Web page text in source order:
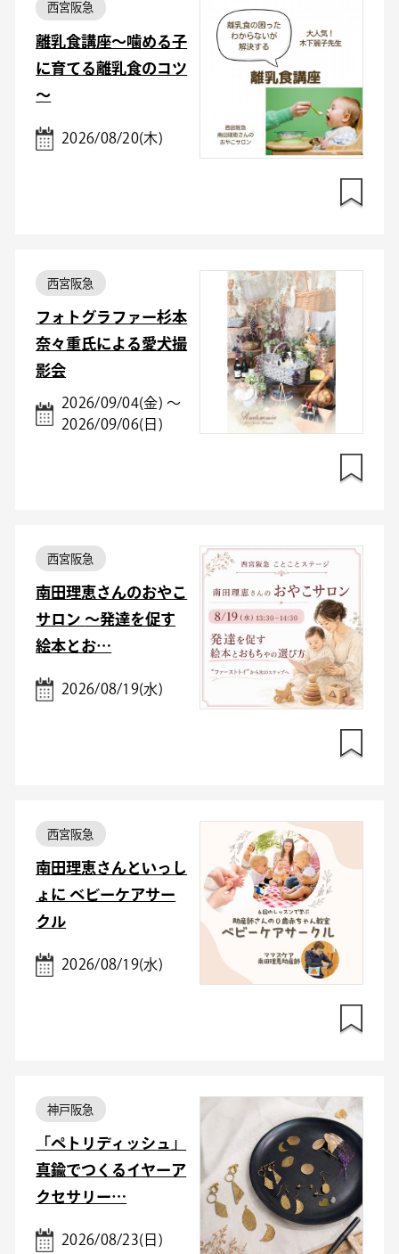
西宮阪急
離乳食講座～噛める子
に育てる離乳食のコツ
～
2026/08/20(木)
西宮阪急
フォトグラファー杉本
奈々重氏による愛犬撮
影会
2026/09/04(金) ～
2026/09/06(日)
西宮阪急
南田理恵さんのおやこ
サロン ～発達を促す
絵本とお…
2026/08/19(水)
西宮阪急
南田理恵さんといっし
ょに ベビーケアサー
クル
2026/08/19(水)
神戸阪急
「ペトリディッシュ」
真鍮でつくるイヤーア
クセサリー…
2026/08/23(日)